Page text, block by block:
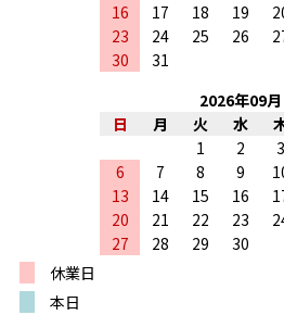
16
17 18 19
23
24 25 26
30
31
2026年09月
日
月 火 水
1
2 3
6
7 8 9
13
14 15 16
20
21 22 23
27
28 29
30
休業日
本日